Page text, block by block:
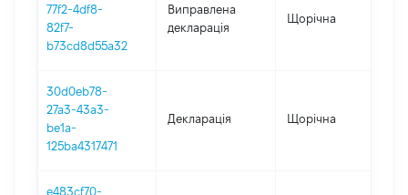
77f2-4df8-
82f7-
b73cd8d55a32
Виправлена
декларація
Щорічна
30d0eb78-
27a3-43a3-
be1a-
125ba4317471
Декларація Щорічна
e483cf70-